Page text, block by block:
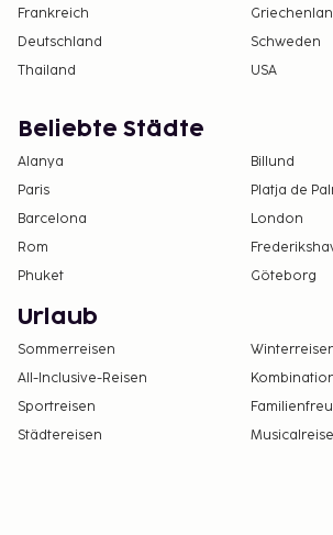
Haustiere zu beachten
Kosten sind im Abschnitt
aufgeführt). Die Mitnahme eines
abgeklärt werden. Die
Kontaktloser Check-in und
In dieser Unterkunft sind Gäste
sexuellen Orientierung und
willkommen (LGBTQ+-freundlich).
Frankreich
Deutschland
Schweden
Thailand
USA
Beliebte Städte
Alanya
Billund
Paris
Platja de
Barcelona
London
Rom
Phuket
Göteborg
Urlaub
Sommerreisen
All-Inclusive-Reisen
Sportreisen
Städtereisen